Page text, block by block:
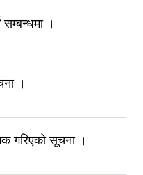
सम्बन्धमा ।
।
गरिएको सूचना ।